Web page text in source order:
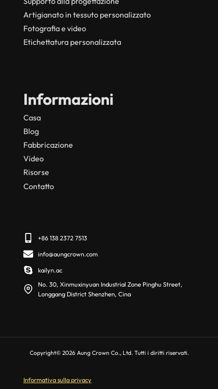
Artigianato in tessuto personalizzato
Fotografia e video
Etichettatura personalizzata
Informazioni
Casa
Blog
Fabbricazione
Video
Risorse
Contatto
+86 138 2372 7513
info@aungcrown.com
kailyn.ac
No. 30, Xinmuxinyuan Industrial Zone Pinghu Street,
Longgang District Shenzhen, Cina
Copyright© 2026 Aung Crown Co., Ltd. Tutti i diritti riservati.
Informativa sulla privacy